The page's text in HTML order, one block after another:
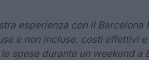
esperienza con il Barcelona
e non incluse, costi effettivi e
spese durante un weekend a